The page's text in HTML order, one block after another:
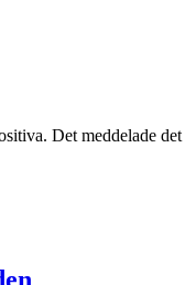
Det meddelade